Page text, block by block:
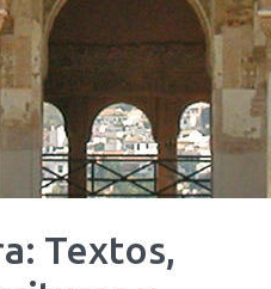
Textos,